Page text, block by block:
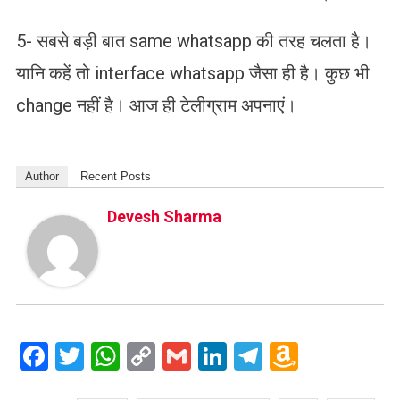
5- सबसे बड़ी बात same whatsapp की तरह चलता है।
यानि कहें तो interface whatsapp जैसा ही है। कुछ भी
change नहीं है। आज ही टेलीग्राम अपनाएं।
Author Recent Posts
Devesh Sharma
Facebook
Twitter
WhatsApp
CopyGmailLinkedIn
Telegram
Amazon